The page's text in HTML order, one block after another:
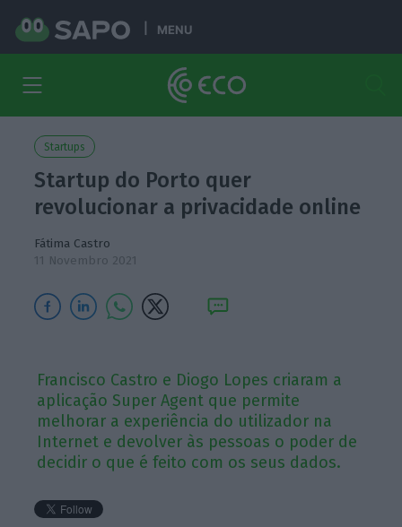
MENU
Startups
Startup do Porto quer
revolucionar a privacidade online
Fátima Castro
11 Novembro 2021
Francisco Castro e Diogo Lopes criaram a
aplicação Super Agent que permite
melhorar a experiência do utilizador na
Internet e devolver às pessoas o poder de
decidir o que é feito com os seus dados.